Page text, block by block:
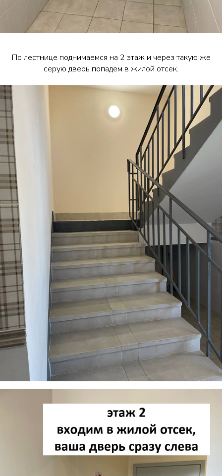
По лестнице поднимаемся на 2 этаж и через такую же
серую дверь попадем в жилой отсек.